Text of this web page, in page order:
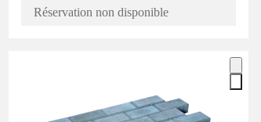
Réservation non disponible